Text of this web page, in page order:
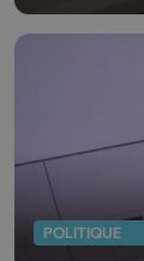
POLITIQUE